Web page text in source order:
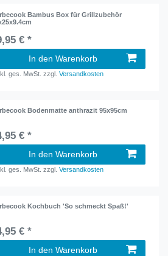
Bambus Box für Grillzubehör
€ *
In den Warenkorb
ges. MwSt. zzgl.Versandkosten
Bodenmatte anthrazit 95x95cm
€ *
In den Warenkorb
ges. MwSt. zzgl.Versandkosten
Kochbuch 'So schmeckt Spaß!'
€ *
In den Warenkorb